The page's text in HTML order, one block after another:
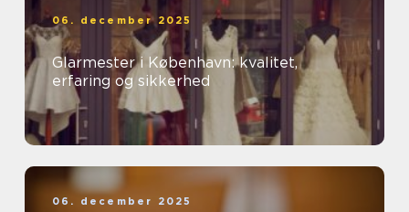
06. december 2025
Glarmester i København: kvalitet,
erfaring og sikkerhed
06. december 2025